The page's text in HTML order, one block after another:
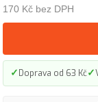
170 Kč bez DPH
✓Doprava od 63 Kč✓